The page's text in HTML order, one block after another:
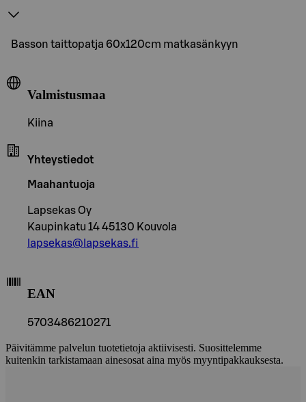
Basson taittopatja 60x120cm matkasänkyyn
Valmistusmaa
Kiina
Yhteystiedot
Maahantuoja
Lapsekas Oy
Kaupinkatu 14 45130 Kouvola
lapsekas@lapsekas.fi
EAN
5703486210271
Päivitämme palvelun tuotetietoja aktiivisesti. Suosittelemme
kuitenkin tarkistamaan ainesosat aina myös myyntipakkauksesta.